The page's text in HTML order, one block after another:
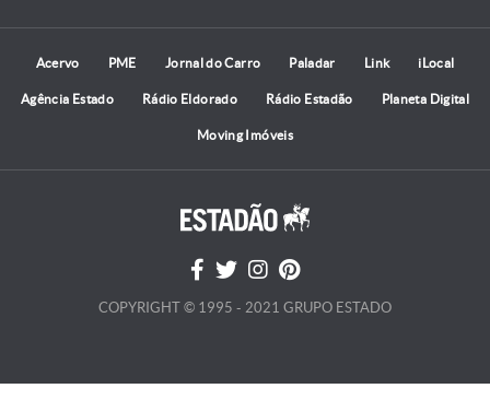
Acervo PME Jornal do Carro Paladar Link iLocal
Agência Estado Rádio Eldorado Rádio Estadão Planeta Digital
Moving Imóveis
COPYRIGHT © 1995 - 2021 GRUPO ESTADO